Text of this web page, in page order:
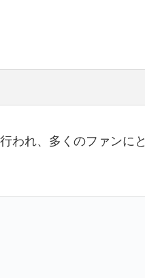
われ、多くのファンにと